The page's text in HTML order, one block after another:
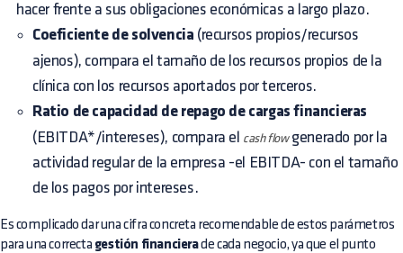
hacer frente a sus obligaciones económicas a largo plazo.
Coeficiente de solvencia (recursos propios/recursos
ajenos), compara el tamaño de los recursos propios de la
clínica con los recursos aportados por terceros.
Ratio de capacidad de repago de cargas financieras
(EBITDA*/intereses), compara el cash flowgenerado por la
actividad regular de la empresa -el EBITDA- con el tamaño
de los pagos por intereses.
Es complicado dar una cifra concreta recomendable de estos parámetros
para una correcta gestión financierade cada negocio, ya que el punto